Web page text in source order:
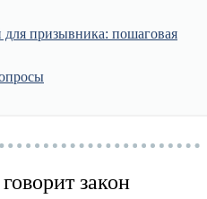
призывника: пошаговая
закон